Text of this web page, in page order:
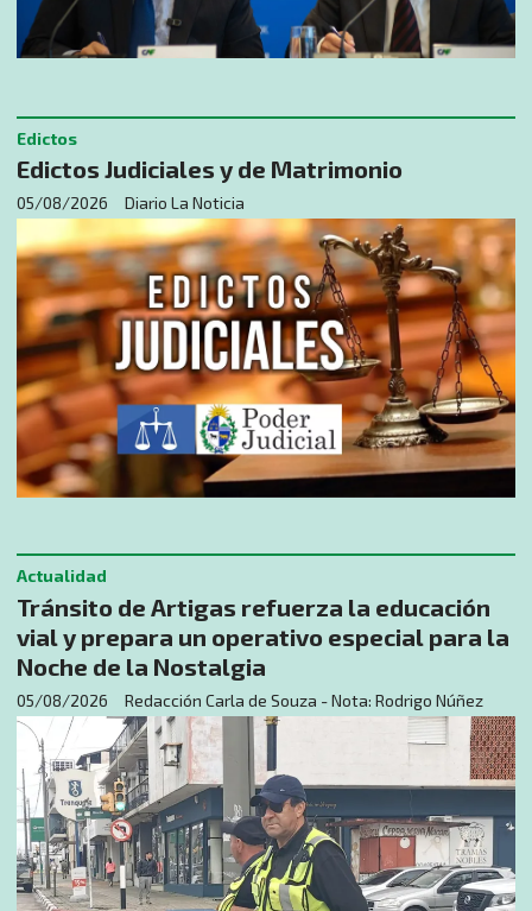
Edictos Judiciales y de Matrimonio
Diario La Noticia
Edictos
05/08/2026
Tránsito de Artigas refuerza la educación
vial y prepara un operativo especial para la
Noche de la Nostalgia
Redacción Carla de Souza - Nota: Rodrigo Núñez
Actualidad
05/08/2026